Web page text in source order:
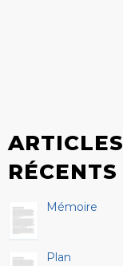
ARTICLES
RÉCENTS
Mémoire
Plan